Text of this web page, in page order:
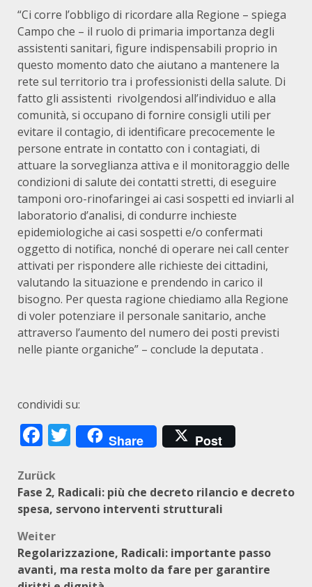
“Ci corre l’obbligo di ricordare alla Regione – spiega
Campo che – il ruolo di primaria importanza degli
assistenti sanitari, figure indispensabili proprio in
questo momento dato che aiutano a mantenere la
rete sul territorio tra i professionisti della salute. Di
fatto gli assistenti rivolgendosi all’individuo e alla
comunità, si occupano di fornire consigli utili per
evitare il contagio, di identificare precocemente le
persone entrate in contatto con i contagiati, di
attuare la sorveglianza attiva e il monitoraggio delle
condizioni di salute dei contatti stretti, di eseguire
tamponi oro-rinofaringei ai casi sospetti ed inviarli al
laboratorio d’analisi, di condurre inchieste
epidemiologiche ai casi sospetti e/o confermati
oggetto di notifica, nonché di operare nei call center
attivati per rispondere alle richieste dei cittadini,
valutando la situazione e prendendo in carico il
bisogno. Per questa ragione chiediamo alla Regione
di voler potenziare il personale sanitario, anche
attraverso l’aumento del numero dei posti previsti
nelle piante organiche” – conclude la deputata .
condividi su:
Facebook
Twitter
Share Post
Beitragsnavigation
Zurück
Fase 2, Radicali: più che decreto rilancio e decreto
spesa, servono interventi strutturali
Weiter
Regolarizzazione, Radicali: importante passo
avanti, ma resta molto da fare per garantire